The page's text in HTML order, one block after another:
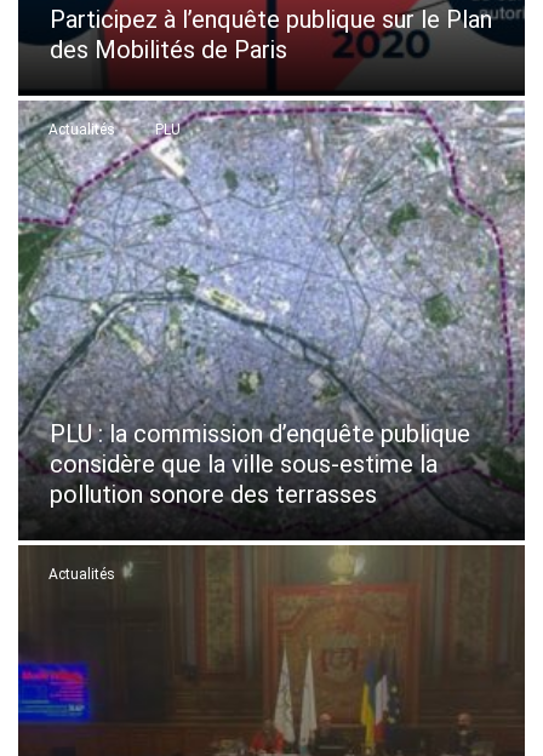
Participez à l’enquête publique sur le Plan
des Mobilités de Paris
Actualités PLU
PLU : la commission d’enquête publique
considère que la ville sous-estime la
pollution sonore des terrasses
Actualités